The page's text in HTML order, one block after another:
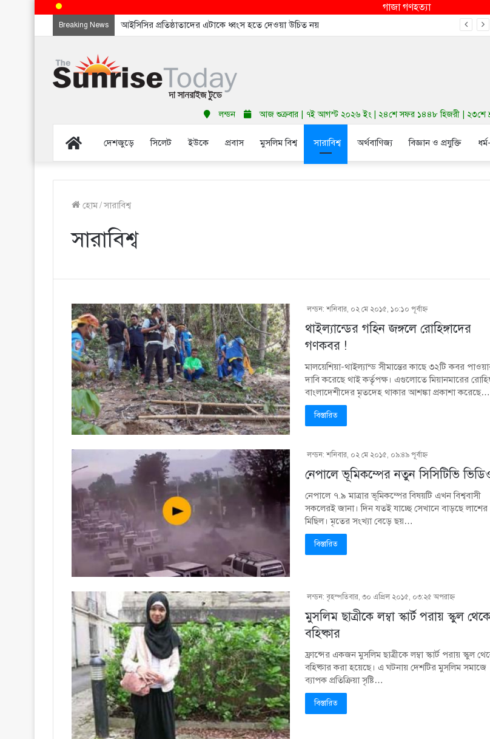
গাজা গণহত্যা
Breaking News আইসিসির প্রতিষ্ঠাতাদের এটাকে ধ্বংস হতে দেওয়া উচিত নয়
লন্ডন আজ শুক্রবার | ৭ই আগস্ট ২০২৬ ইং | ২৪শে সফর ১৪৪৮ হিজরী | ২৩শে
Homeদেশজুড়ে সিলেট ইউকে প্রবাস মুসলিম বিশ্ব সারাবিশ্ব অর্থবাণিজ্য বিজ্ঞান ও প্রযুক্তি
হোম/সারাবিশ্ব
সারাবিশ্ব
লন্ডন: শনিবার, ০২ মে ২০১৫, ১০:১০ পূর্বাহ্ণ
থাইল্যান্ডের গহিন জঙ্গলে রোহিঙ্গাদের
গণকবর !
মালয়েশিয়া-থাইল্যান্ড সীমান্তের কাছে ৩২টি কবর
দাবি করেছে থাই কর্তৃপক্ষ। এগুলোতে মিয়ানমারের
বাংলাদেশীদের মৃতদেহ থাকার আশঙ্কা প্রকাশা করেছে…
বিস্তারিত
লন্ডন: শনিবার, ০২ মে ২০১৫, ০৯:৪৯ পূর্বাহ্ণ
নেপালে ভূমিকম্পের নতুন সিসিটিভি
নেপালে ৭.৯ মাত্রার ভূমিকম্পের বিষয়টি এখন বিশ্ববাসী
সকলেরই জানা। দিন যতই যাচ্ছে সেখানে বাড়ছে লাশের
মিছিল। মৃতের সংখ্যা বেড়ে ছয়…
বিস্তারিত
লন্ডন: বৃহস্পতিবার, ৩০ এপ্রিল ২০১৫, ০৩:২৫ অপরাহ্ণ
মুসলিম ছাত্রীকে লম্বা স্কার্ট পরায় স্কুল থেকে
বহিষ্কার
ফ্রান্সের একজন মুসলিম ছাত্রীকে লম্বা স্কার্ট পরায় স্কুল
বহিষ্কার করা হয়েছে। এ ঘটনায় দেশটির মুসলিম সমাজে
ব্যাপক প্রতিক্রিয়া সৃষ্টি…
বিস্তারিত